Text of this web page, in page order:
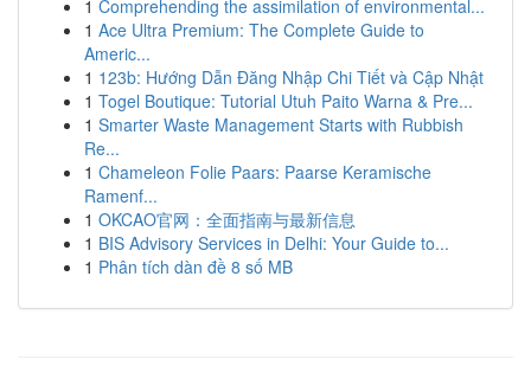
1 Comprehending the assimilation of environmental...
1 Ace Ultra Premium: The Complete Guide to
Americ...
1 123b: Hướng Dẫn Đăng Nhập Chi Tiết và Cập Nhật
1 Togel Boutique: Tutorial Utuh Paito Warna & Pre...
1 Smarter Waste Management Starts with Rubbish
Re...
1 Chameleon Folie Paars: Paarse Keramische
Ramenf...
1 OKCAO官网：全面指南与最新信息
1 BIS Advisory Services in Delhi: Your Guide to...
1 Phân tích dàn đề 8 số MB